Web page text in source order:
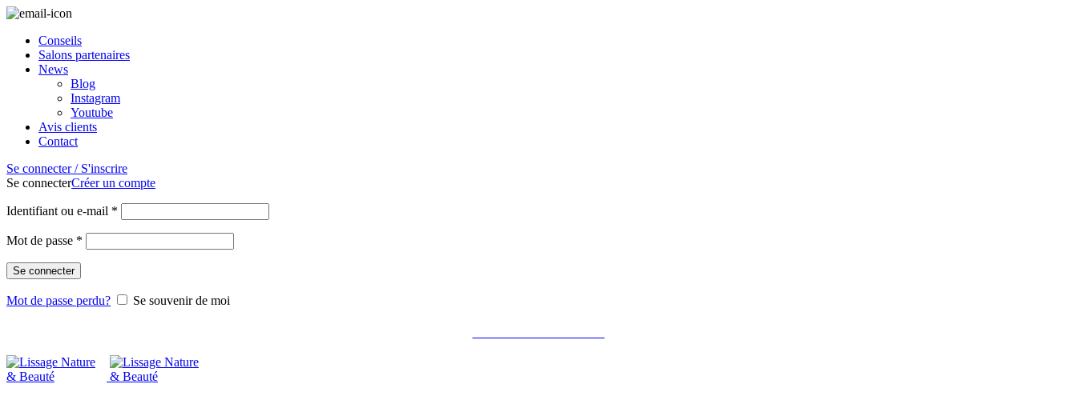
Conseils
Salons partenaires
News
Blog
Instagram
Youtube
Avis clients
Contact
Se connecter / S'inscrire
Se connecterCréer un compte
Identifiant ou e-mail *
Mot de passe *
Se connecter
Mot de passe perdu? Se souvenir de moi